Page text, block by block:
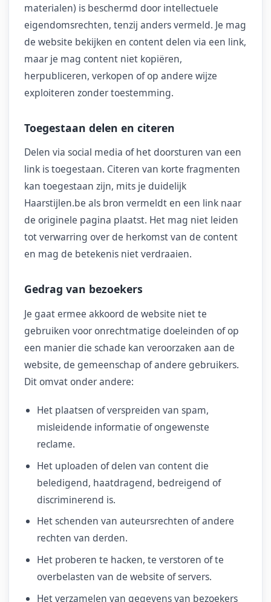
materialen) is beschermd door intellectuele
eigendomsrechten, tenzij anders vermeld. Je mag
de website bekijken en content delen via een link,
maar je mag content niet kopiëren,
herpubliceren, verkopen of op andere wijze
exploiteren zonder toestemming.
Toegestaan delen en citeren
Delen via social media of het doorsturen van een
link is toegestaan. Citeren van korte fragmenten
kan toegestaan zijn, mits je duidelijk
Haarstijlen.be als bron vermeldt en een link naar
de originele pagina plaatst. Het mag niet leiden
tot verwarring over de herkomst van de content
en mag de betekenis niet verdraaien.
Gedrag van bezoekers
Je gaat ermee akkoord de website niet te
gebruiken voor onrechtmatige doeleinden of op
een manier die schade kan veroorzaken aan de
website, de gemeenschap of andere gebruikers.
Dit omvat onder andere:
Het plaatsen of verspreiden van spam,
misleidende informatie of ongewenste
reclame.
Het uploaden of delen van content die
beledigend, haatdragend, bedreigend of
discriminerend is.
Het schenden van auteursrechten of andere
rechten van derden.
Het proberen te hacken, te verstoren of te
overbelasten van de website of servers.
Het verzamelen van gegevens van bezoekers